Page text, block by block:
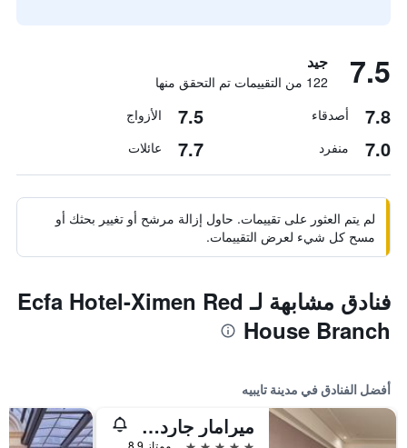
7.5 جيد
122 من التقييمات تم التحقق منها
7.8 أصدقاء 7.5 الأزواج
7.0 منفرد 7.7 عائلات
لم يتم العثور على تقييمات. حاول إزالة مرشح أو تغيير بحثك أو
مسح كل شيء لعرض التقييمات.
فنادق مشابهة لـ Ecfa Hotel-Ximen Red
House Branch
أفضل الفنادق في مدينة تايبيه
ميرامار جاردن تابييه
ممتاز 8.9